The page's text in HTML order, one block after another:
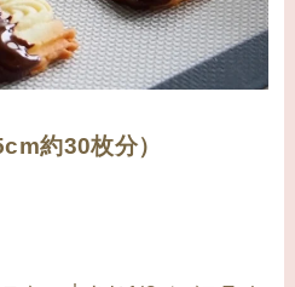
約30枚分）